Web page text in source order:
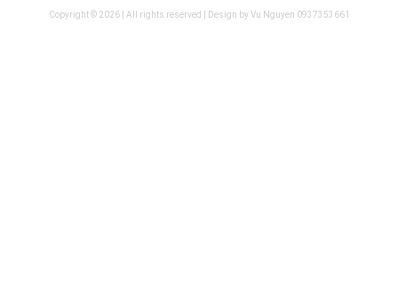
Copyright © 2026 | All rights reserved | Design by Vu Nguyen 0937353661